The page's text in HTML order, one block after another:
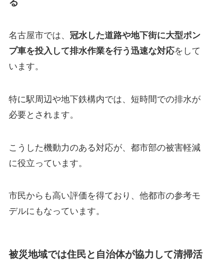
名古屋市では、 冠水した道路や地下街に大型ポン
プ車を投入して排水作業を行う迅速な対応をして
います。
特に駅周辺や地下鉄構内では、短時間での排水が
必要とされます。
こうした機動力のある対応が、都市部の被害軽減
に役立っています。
市民からも高い評価を得ており、他都市の参考モ
デルにもなっています。
被災地域では住民と自治体が協力して清掃活